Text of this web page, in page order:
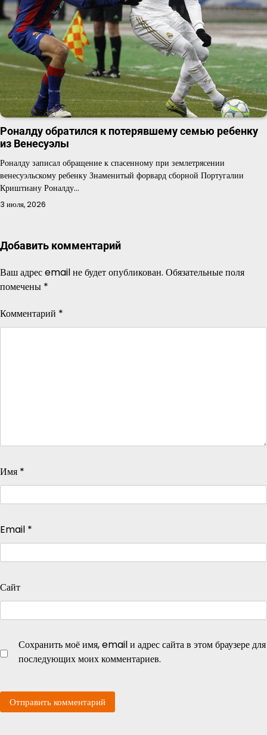
Роналду обратился к потерявшему семью ребенку
из Венесуэлы
Роналду записал обращение к спасенному при землетрясении
венесуэльскому ребенку Знаменитый форвард сборной Португалии
Криштиану Роналду…
3 июля, 2026
Добавить комментарий
Ваш адрес email не будет опубликован. Обязательные поля
помечены *
Комментарий *
Имя *
Email *
Сайт
Сохранить моё имя, email и адрес сайта в этом браузере для
последующих моих комментариев.